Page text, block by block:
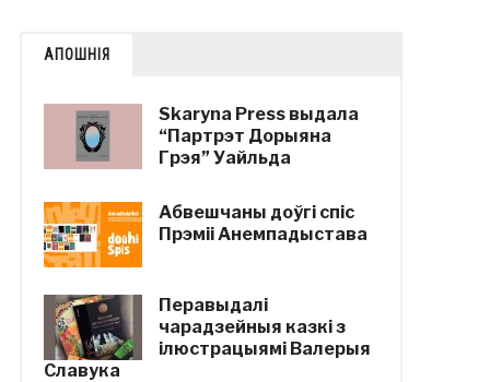
АПОШНІЯ
Skaryna Press выдала
“Партрэт Дорыяна
Грэя” Уайльда
Абвешчаны доўгі спіс
Прэміі Анемпадыстава
Перавыдалі
чарадзейныя казкі з
ілюстрацыямі Валерыя
Славука